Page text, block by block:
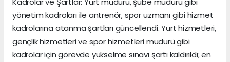
yönetim kadroları ile antrenör, spor uzmanı gibi hizmet
kadrolarına atanma şartları güncellendi. Yurt hizmetleri,
gençlik hizmetleri ve spor hizmetleri müdürü gibi
kadrolar için görevde yükselme sınavı şartı kaldırıldı; en